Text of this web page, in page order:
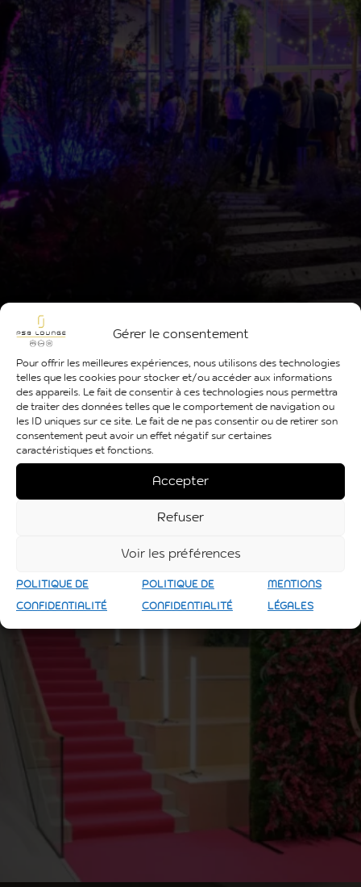
Gérer le consentement
Pour offrir les meilleures expériences, nous utilisons des technologies
telles que les cookies pour stocker et/ou accéder aux informations
des appareils. Le fait de consentir à ces technologies nous permettra
de traiter des données telles que le comportement de navigation ou
les ID uniques sur ce site. Le fait de ne pas consentir ou de retirer son
consentement peut avoir un effet négatif sur certaines
caractéristiques et fonctions.
Accepter
Refuser
Voir les préférences
POLITIQUE DE
CONFIDENTIALITÉ
POLITIQUE DE
CONFIDENTIALITÉ
MENTIONS
LÉGALES